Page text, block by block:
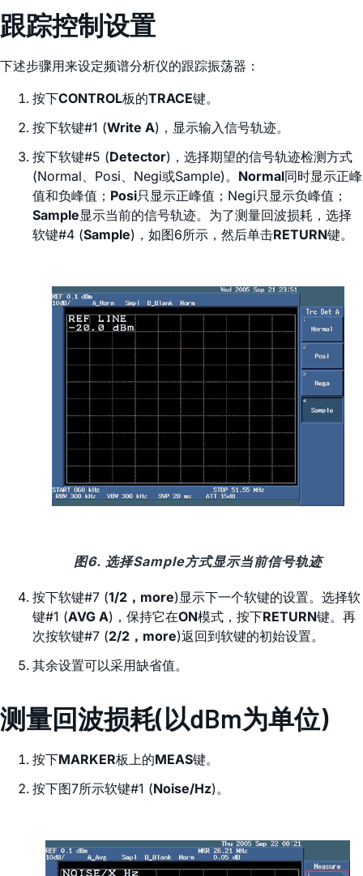
跟踪控制设置
下述步骤用来设定频谱分析仪的跟踪振荡器：
按下CONTROL板的TRACE键。
按下软键#1 (Write A)，显示输入信号轨迹。
按下软键#5 (Detector)，选择期望的信号轨迹检测方式
(Normal、Posi、Negi或Sample)。 Normal同时显示正峰
值和负峰值； Posi只显示正峰值；Negi只显示负峰值；
Sample显示当前的信号轨迹。为了测量回波损耗，选择
软键#4 (Sample)，如图6所示，然后单击RETURN键。
图6. 选择Sample方式显示当前信号轨迹
按下软键#7 (1/2，more)显示下一个软键的设置。选择软
键#1 (AVG A)，保持它在ON模式，按下RETURN键。再
次按软键#7 (2/2，more)返回到软键的初始设置。
其余设置可以采用缺省值。
测量回波损耗(以dBm为单位)
按下MARKER板上的MEAS键。
按下图7所示软键#1 (Noise/Hz)。